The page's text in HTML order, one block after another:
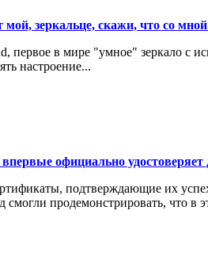
мой, зеркальце, скажи, что со
первое в мире "умное" зеркало с
настроение...
официально удостоверяет
подтверждающие их
продемонстрировать, что в